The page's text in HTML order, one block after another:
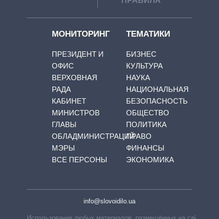
МОНИТОРИНГ
ПРЕЗИДЕНТ И
ОФИС
ВЕРХОВНАЯ
РАДА
КАБИНЕТ
МИНИСТРОВ
ГЛАВЫ
ОБЛАДМИНИСТРАЦИЙ
МЭРЫ
ВСЕ ПЕРСОНЫ
ТЕМАТИКИ
БИЗНЕС
КУЛЬТУРА
НАУКА
НАЦИОНАЛЬНАЯ
БЕЗОПАСНОСТЬ
ОБЩЕСТВО
ПОЛИТИКА
ПРАВО
ФИНАНСЫ
ЭКОНОМИКА
info@slovoidilo.ua